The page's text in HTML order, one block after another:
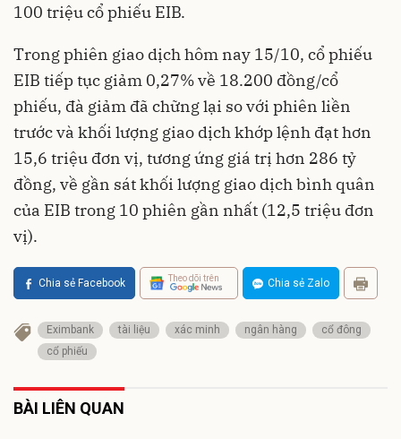
100 triệu cổ phiếu EIB.
Trong phiên giao dịch hôm nay 15/10, cổ phiếu
EIB tiếp tục giảm 0,27% về 18.200 đồng/cổ
phiếu, đà giảm đã chững lại so với phiên liền
trước và khối lượng giao dịch khớp lệnh đạt hơn
15,6 triệu đơn vị, tương ứng giá trị hơn 286 tỷ
đồng, về gần sát khối lượng giao dịch bình quân
của EIB trong 10 phiên gần nhất (12,5 triệu đơn
vị).
Chia sẻ Facebook Theo dõi trên Chia sẻ Zalo
Eximbank tài liệu xác minh ngân hàng
cổ đông
cổ phiếu
BÀI LIÊN QUAN